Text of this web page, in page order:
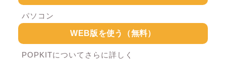
パソコン
WEB版を使う（無料）
POPKITについてさらに詳しく